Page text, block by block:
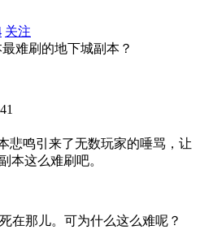
关注
难刷的地下城副本？
悲鸣引来了无数玩家的唾骂，让
本这么难刷吧。
在那儿。可为什么这么难呢？